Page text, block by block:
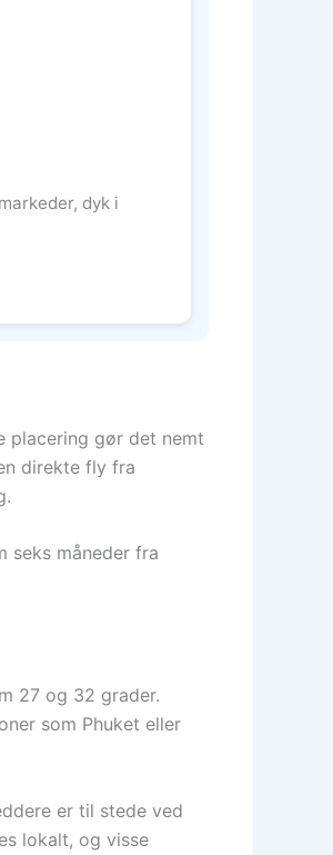
dyk i
placering gør det nemt
direkte fly fra
seks måneder fra
27 og 32 grader.
som Phuket eller
er til stede ved
lokalt, og visse